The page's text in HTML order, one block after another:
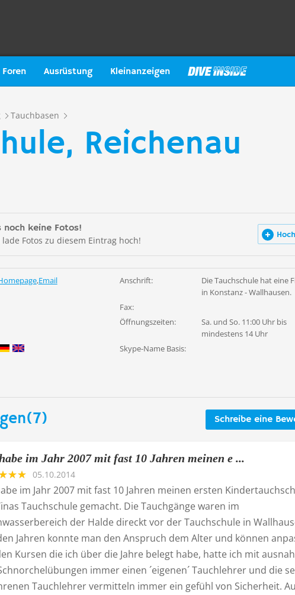
Foren Ausrüstung Kleinanzeigen
Tauchbasen
Reichenau
noch keine Fotos!
Fotos zu diesem Eintrag hoch!
,Email Anschrift:
Die Tauchschule hat eine
in Konstanz - Wallhausen.
Fax:
Öffnungszeiten:
Sa. und So. 11:00 Uhr bis
mindestens 14 Uhr
Skype-Name Basis:
Schreibe eine
im Jahr 2007 mit fast 10 Jahren meinen e ...
05.10.2014
im Jahr 2007 mit fast 10 Jahren meinen ersten
Tauchschule gemacht. Die Tauchgänge waren im
der Halde direckt vor der Tauchschule in
Jahren konnte man den Anspruch dem Alter und können
Kursen die ich über die Jahre belegt habe, hatte ich mit
immer einen ´eigenen´ Tauchlehrer und die
Tauchlehrer vermitteln immer ein gefühl von Sicherheit.